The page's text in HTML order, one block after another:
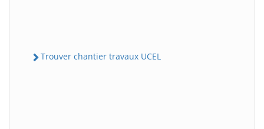
Trouver chantier travaux UCEL